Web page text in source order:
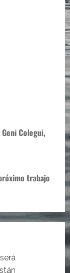
Colegui,
trabajo